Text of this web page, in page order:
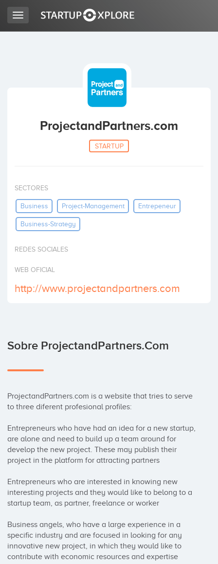
ACCESO
Inicio
Invertir
Toggle
navigation
ProjectandPartners.com
STARTUP
SECTORES
Business Project-Management Entrepeneur
Business-Strategy
REDES SOCIALES
WEB OFICIAL
http://www.projectandpartners.com
Sobre ProjectandPartners.com
ProjectandPartners.com is a website that tries to serve
to three diferent profesional profiles:
Entrepreneurs who have had an idea for a new startup,
are alone and need to build up a team around for
develop the new project. These may publish their
project in the platform for attracting partners
Entrepreneurs who are interested in knowing new
interesting projects and they would like to belong to a
startup team, as partner, freelance or worker
Business angels, who have a large experience in a
specific industry and are focused in looking for any
innovative new project, in which they would like to
contribute with economic resources and expertise